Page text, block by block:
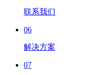
联系我们
06
解决方案
07